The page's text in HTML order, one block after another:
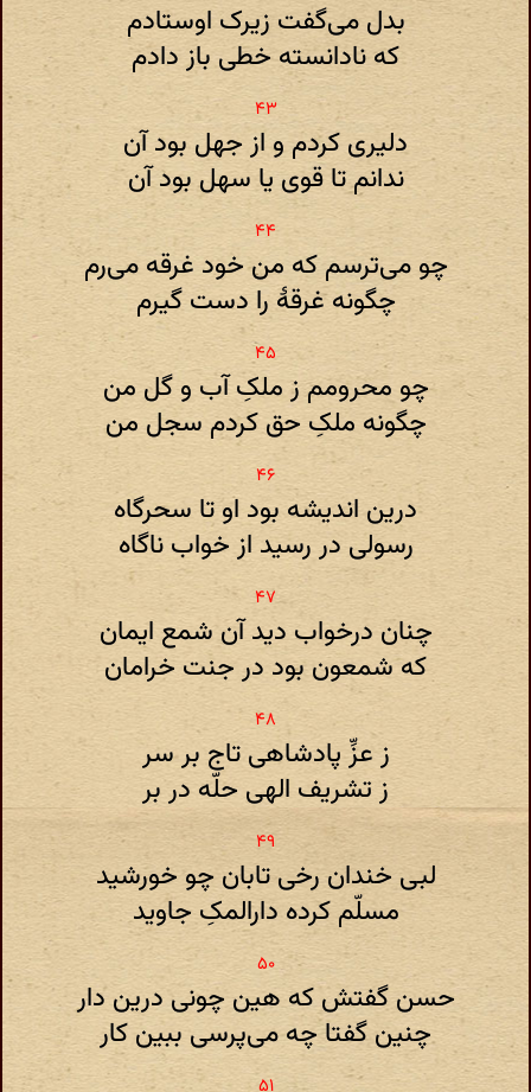
بدل می‌گفت زیرک اوستادم
که نادانسته خطی باز دادم
دلیری کردم و از جهل بود آن
ندانم تا قوی یا سهل بود آن
چو می‌ترسم که من خود غرقه می‌رم
چگونه غرقهٔ را دست گیرم
چو محرومم ز ملکِ آب و گل من
چگونه ملکِ حق کردم سجل من
درین اندیشه بود او تا سحرگاه
رسولی در رسید از خواب ناگاه
چنان درخواب دید آن شمع ایمان
که شمعون بود در جنت خرامان
ز عزِّ پادشاهی تاج بر سر
ز تشریف الهی حلّه در بر
لبی خندان رخی تابان چو خورشید
مسلّم کرده دارالمکِ جاوید
حسن گفتش که هین چونی درین دار
چنین گفتا چه می‌پرسی ببین کار